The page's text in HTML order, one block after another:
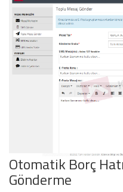
Otomatik Borç
Gönderme